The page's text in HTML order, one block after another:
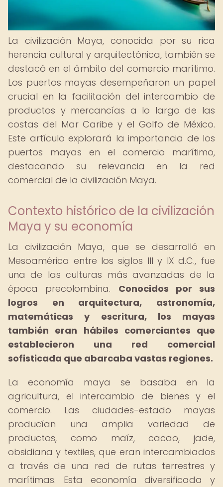
La civilización Maya, conocida por su rica
herencia cultural y arquitectónica, también se
destacó en el ámbito del comercio marítimo.
Los puertos mayas desempeñaron un papel
crucial en la facilitación del intercambio de
productos y mercancías a lo largo de las
costas del Mar Caribe y el Golfo de México.
Este artículo explorará la importancia de los
puertos mayas en el comercio marítimo,
destacando su relevancia en la red
comercial de la civilización Maya.
Contexto histórico de la civilización
Maya y su economía
La civilización Maya, que se desarrolló en
Mesoamérica entre los siglos III y IX d.C., fue
una de las culturas más avanzadas de la
época precolombina. Conocidos por sus
logros en arquitectura, astronomía,
matemáticas y escritura, los mayas
también eran hábiles comerciantes que
establecieron una red comercial
sofisticada que abarcaba vastas regiones.
La economía maya se basaba en la
agricultura, el intercambio de bienes y el
comercio. Las ciudades-estado mayas
producían una amplia variedad de
productos, como maíz, cacao, jade,
obsidiana y textiles, que eran intercambiados
a través de una red de rutas terrestres y
marítimas. Esta economía diversificada y